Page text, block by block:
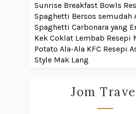
Sunrise Breakfast Bowls
Spaghetti Bersos semudah
Spaghetti Carbonara yang
Kek Coklat Lembab Resepi
Potato Ala-Ala KFC Resepi
Style Mak Lang
Jom